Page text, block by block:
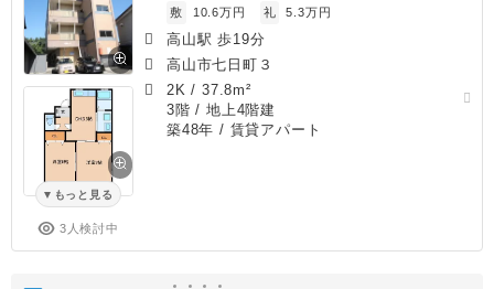
もっと見る
3人検討中
敷
10.6万円 礼 5.3万円
高山駅 歩19分
高山市七日町３
2K /37.8m²
3階 / 地上4階建
築48年 / 賃貸アパート